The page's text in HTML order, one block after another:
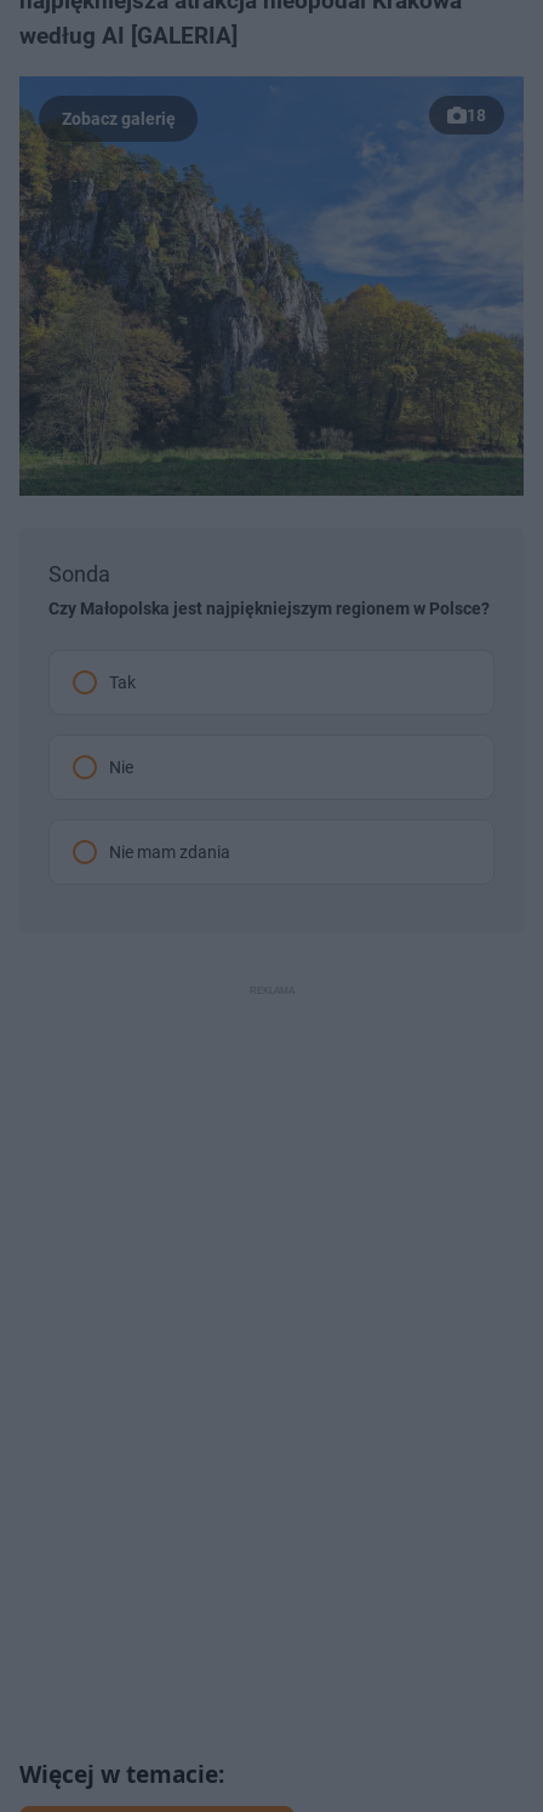
według AI [GALERIA]
18
Sonda
Czy Małopolska jest najpiękniejszym regionem w Polsce?
Tak
Nie
Nie mam zdania